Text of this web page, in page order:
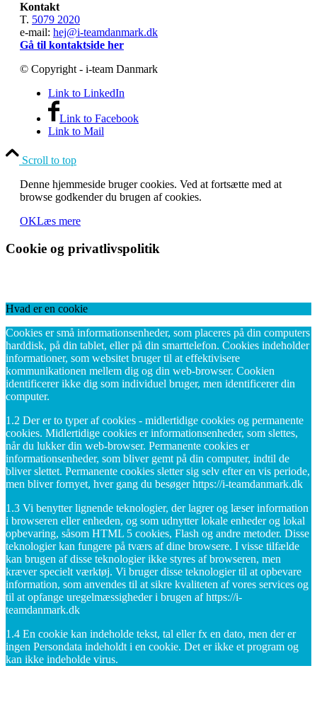
Kontakt
T. 5079 2020
e-mail: hej@i-teamdanmark.dk
Gå til kontaktside her
© Copyright - i-team Danmark
Link to LinkedIn
Link to Facebook
Link to Mail
Scroll to top
Denne hjemmeside bruger cookies. Ved at fortsætte med at
browse godkender du brugen af cookies.
OKLæs mere
Cookie og privatlivspolitik
Hvad er en cookie
Cookies er små informationsenheder, som placeres på din computers
harddisk, på din tablet, eller på din smarttelefon. Cookies indeholder
informationer, som websitet bruger til at effektivisere
kommunikationen mellem dig og din web-browser. Cookien
identificerer ikke dig som individuel bruger, men identificerer din
computer.
1.2 Der er to typer af cookies - midlertidige cookies og permanente
cookies. Midlertidige cookies er informationsenheder, som slettes,
når du lukker din web-browser. Permanente cookies er
informationsenheder, som bliver gemt på din computer, indtil de
bliver slettet. Permanente cookies sletter sig selv efter en vis periode,
men bliver fornyet, hver gang du besøger https://i-teamdanmark.dk
1.3 Vi benytter lignende teknologier, der lagrer og læser information
i browseren eller enheden, og som udnytter lokale enheder og lokal
opbevaring, såsom HTML 5 cookies, Flash og andre metoder. Disse
teknologier kan fungere på tværs af dine browsere. I visse tilfælde
kan brugen af disse teknologier ikke styres af browseren, men
kræver specielt værktøj. Vi bruger disse teknologier til at opbevare
information, som anvendes til at sikre kvaliteten af vores services og
til at opfange uregelmæssigheder i brugen af https://i-
teamdanmark.dk
1.4 En cookie kan indeholde tekst, tal eller fx en dato, men der er
ingen Persondata indeholdt i en cookie. Det er ikke et program og
kan ikke indeholde virus.